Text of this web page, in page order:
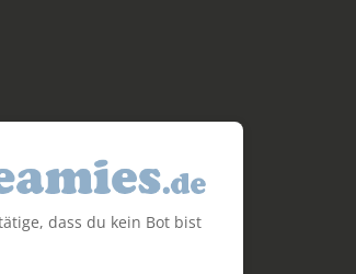
dass du kein Bot bist